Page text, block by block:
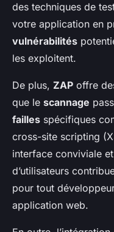
des techniques de
votre application en
vulnérabilités
les exploitent.
De plus, ZAP offre
que le scannage
failles spécifiques
cross-site scripting
interface conviviale
d’utilisateurs
pour tout
application web.